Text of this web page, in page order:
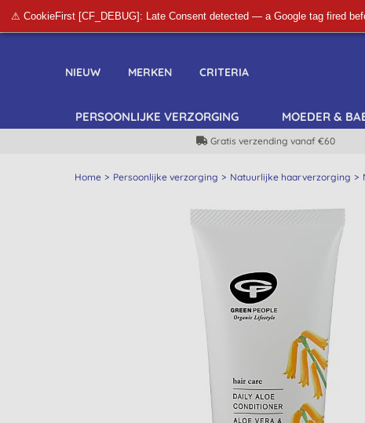
⚠ CookieFirst [CF_DEBUG]: Late Consent detected — a Google tag fired
NIEUW MERKEN CRITERIA
PERSOONLIJKE VERZORGING MOEDER &
Gratis verzending vanaf €60
Home Persoonlijke verzorging Natuurlijke haarverzorging